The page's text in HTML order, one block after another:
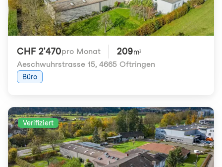
CHF 2'470pro Monat 209m²
Aeschwuhrstrasse 15, 4665 Oftringen
Büro
Verifiziert